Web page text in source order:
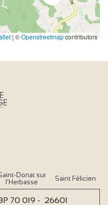
| ©Openstreetmapcontributors
Donat sur
l’Herbasse
Saint Félicien
70 019 - 26601